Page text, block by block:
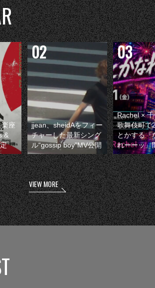
座
&
jjean、sheidAをフィー
チャーした最新シング
ル“gossip boy”MV公開
Rachel ×
歌舞伎町で
とかする『
れーーッ』
VIEW MORE